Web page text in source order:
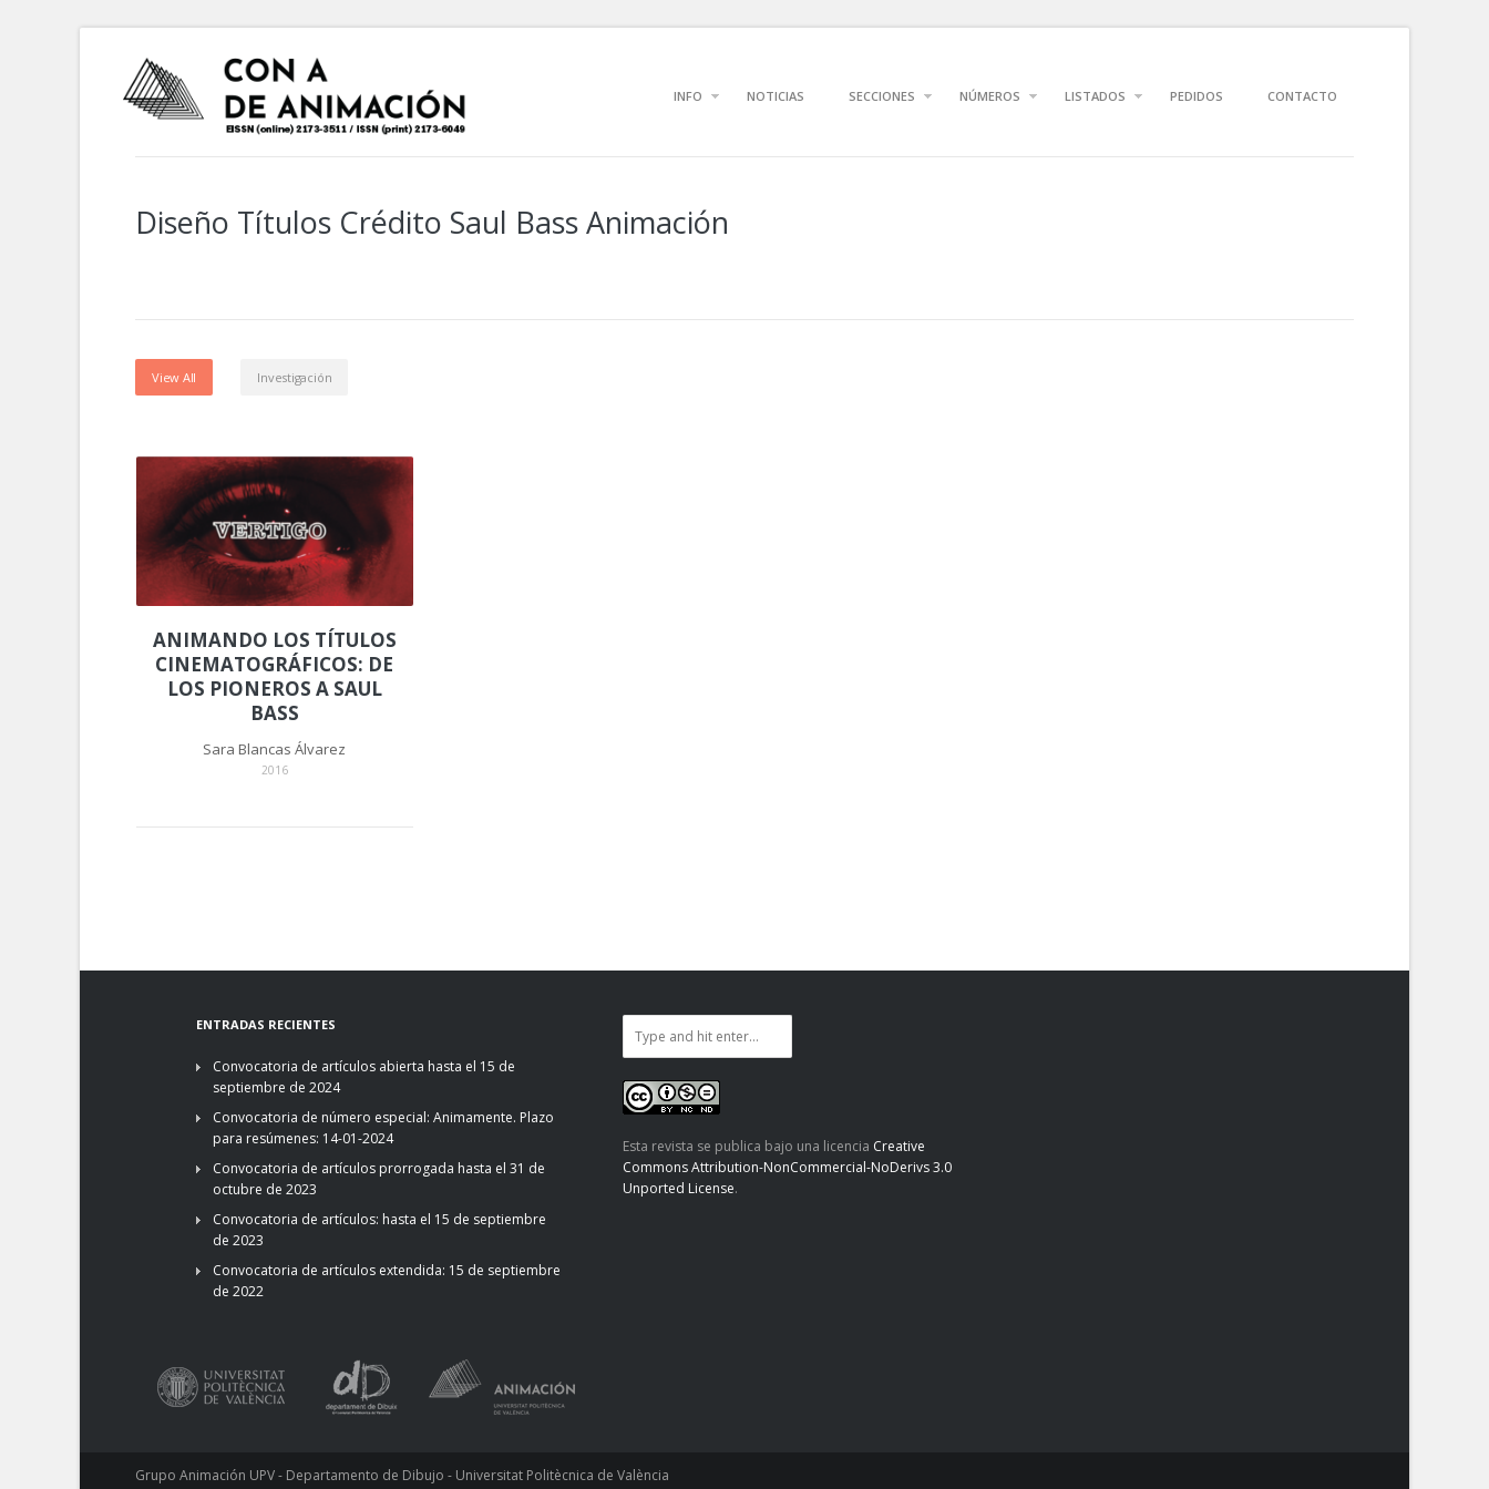
INFO NOTICIAS SECCIONES NÚMEROS LISTADOS PEDIDOS CONTACTO
Diseño Títulos Crédito Saul Bass Animación
View All Investigación
ANIMANDO LOS TÍTULOS
CINEMATOGRÁFICOS: DE
LOS PIONEROS A SAUL
BASS
Sara Blancas Álvarez
2016
ENTRADAS RECIENTES
Convocatoria de artículos abierta hasta el 15 de
septiembre de 2024
Convocatoria de número especial: Animamente. Plazo
para resúmenes: 14-01-2024
Convocatoria de artículos prorrogada hasta el 31 de
octubre de 2023
Convocatoria de artículos: hasta el 15 de septiembre
de 2023
Convocatoria de artículos extendida: 15 de septiembre
de 2022
Esta revista se publica bajo una licencia Creative
Commons Attribution-NonCommercial-NoDerivs 3.0
Unported License.
Grupo Animación UPV - Departamento de Dibujo - Universitat Politècnica de València